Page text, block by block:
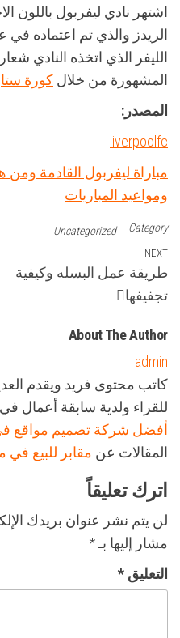
اشتهر نادي ليفربول باللون
الليفر الذي اتخذه النادي
المشهورة من خلال كورة
المصدر:
liverpoolfc
مباراة ليفربول القادمة ومن
ومواعيد المباريات
Category
Uncategorized
تصفّح
المقالات
Next
Post
NEXT
طريقة عمل البسله وكيفية
تجفيفها
About The Author
admin
كاتب محتوى فريد ويقدم
للقراء ولدية سابقة أعمال
أفضل شركة تصميم مواقع
المقالات عن مقابر للبيع في
اترك تعليقاً
لن يتم نشر عنوان بريدك
مشار إليها بـ*
التعليق *